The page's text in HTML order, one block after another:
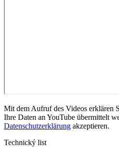
Mit dem Aufruf des Videos erklären
Ihre Daten an YouTube übermittelt
Datenschutzerklärung akzeptieren.
Technický list